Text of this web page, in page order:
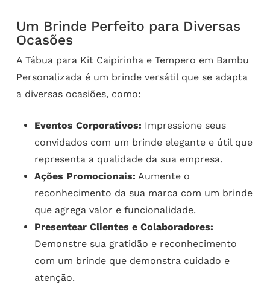
Um Brinde Perfeito para Diversas
Ocasões
A Tábua para Kit Caipirinha e Tempero em Bambu
Personalizada é um brinde versátil que se adapta
a diversas ocasiões, como:
Eventos Corporativos: Impressione seus
convidados com um brinde elegante e útil que
representa a qualidade da sua empresa.
Ações Promocionais: Aumente o
reconhecimento da sua marca com um brinde
que agrega valor e funcionalidade.
Presentear Clientes e Colaboradores:
Demonstre sua gratidão e reconhecimento
com um brinde que demonstra cuidado e
atenção.